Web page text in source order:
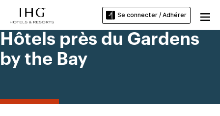
Se connecter / Adhérer
Hôtels près du Gardens
by the Bay